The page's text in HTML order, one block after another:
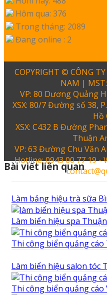
Hôm qua: 376
Trong tháng: 2089
Đang online : 2
COPYRIGHT © CÔNG
NAM |
VP: 80 Dương Quảng
XSX: 80/7 Đường số 38,
Hồ
XSX: C432 B Đường
Thuận
VP: 63 Đường Chu Văn
Hotline: 0943 00 77 19 -
Bài viết liên quan
Làm bảng hiệu trà sữa
Làm biển hiệu spa
Thi công biển quảng
Làm biển hiệu salon tóc
Thi công biển quảng cáo